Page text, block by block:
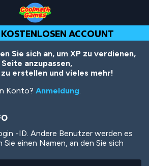
KOSTENLOSEN ACCOUNT
Sie sich an, um XP zu verdienen,
anzupassen,
erstellen und vieles mehr!
Konto? Anmeldung.
-ID. Andere Benutzer werden es
einen Namen, an den Sie sich